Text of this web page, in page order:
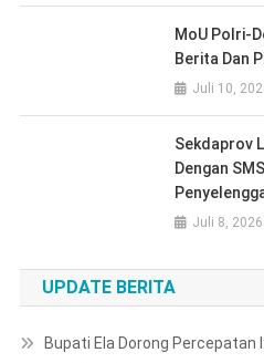
MoU Polri-
Berita Dan
Juli 10,
Sekdaprov
Dengan
Juli 8, 2026
UPDATE BERITA
Bupati Ela Dorong Percepatan